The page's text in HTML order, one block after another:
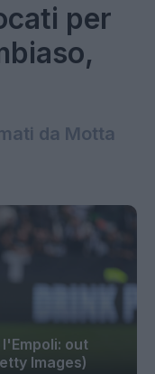
per
da Motta
out
Images)